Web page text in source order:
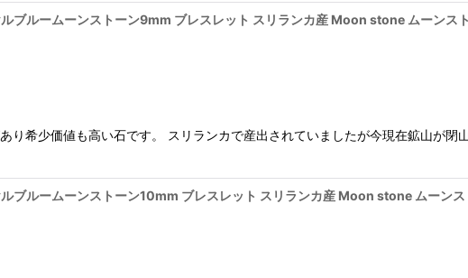
ブルームーンストーン9mm ブレスレット スリランカ産 Moon stone ムーンス
り希少価値も高い石です。 スリランカで産出されていましたが今現在鉱山が閉
ブルームーンストーン10mm ブレスレット スリランカ産 Moon stone ムーン